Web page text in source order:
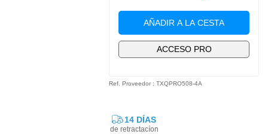
AÑADIR A LA CESTA
ACCESO PRO
Ref. Proveedor : TXQPRO508-4A
14 DÍAS
de retractacíon